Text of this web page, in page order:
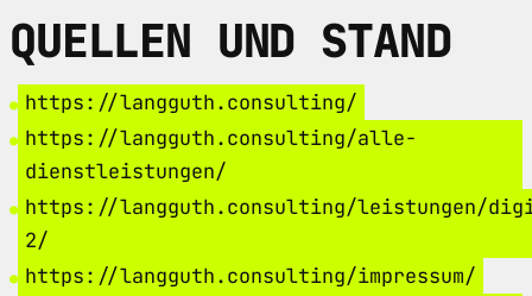
QUELLEN UND STAND
https://langguth.consulting/
https://langguth.consulting/alle-
dienstleistungen/
https://langguth.consulting/leistungen/
2/
https://langguth.consulting/impressum/